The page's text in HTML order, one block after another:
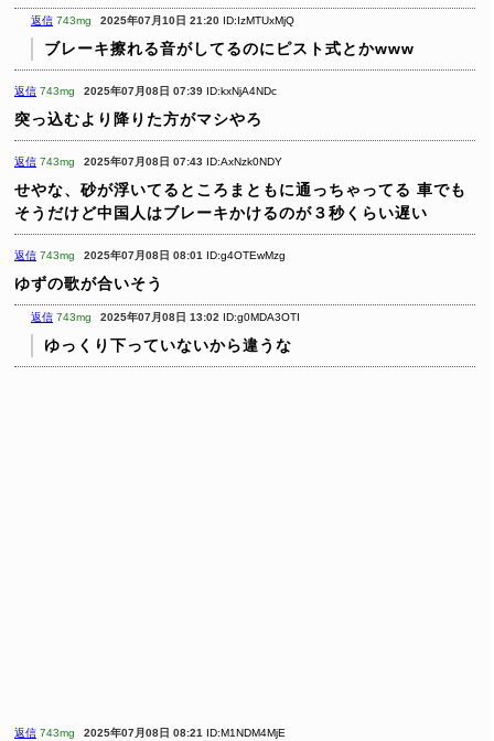
返信 743mg 2025年07月10日 21:20 ID:IzMTUxMjQ
ブレーキ擦れる音がしてるのにピスト式とかwww
返信 743mg 2025年07月08日 07:39 ID:kxNjA4NDc
突っ込むより降りた方がマシやろ
返信 743mg 2025年07月08日 07:43 ID:AxNzk0NDY
せやな、砂が浮いてるところまともに通っちゃってる 車でも
そうだけど中国人はブレーキかけるのが３秒くらい遅い
返信 743mg 2025年07月08日 08:01 ID:g4OTEwMzg
ゆずの歌が合いそう
返信 743mg 2025年07月08日 13:02 ID:g0MDA3OTI
ゆっくり下っていないから違うな
返信 743mg 2025年07月08日 08:21 ID:M1NDM4MjE